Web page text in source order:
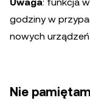
godziny w
nowych
Nie